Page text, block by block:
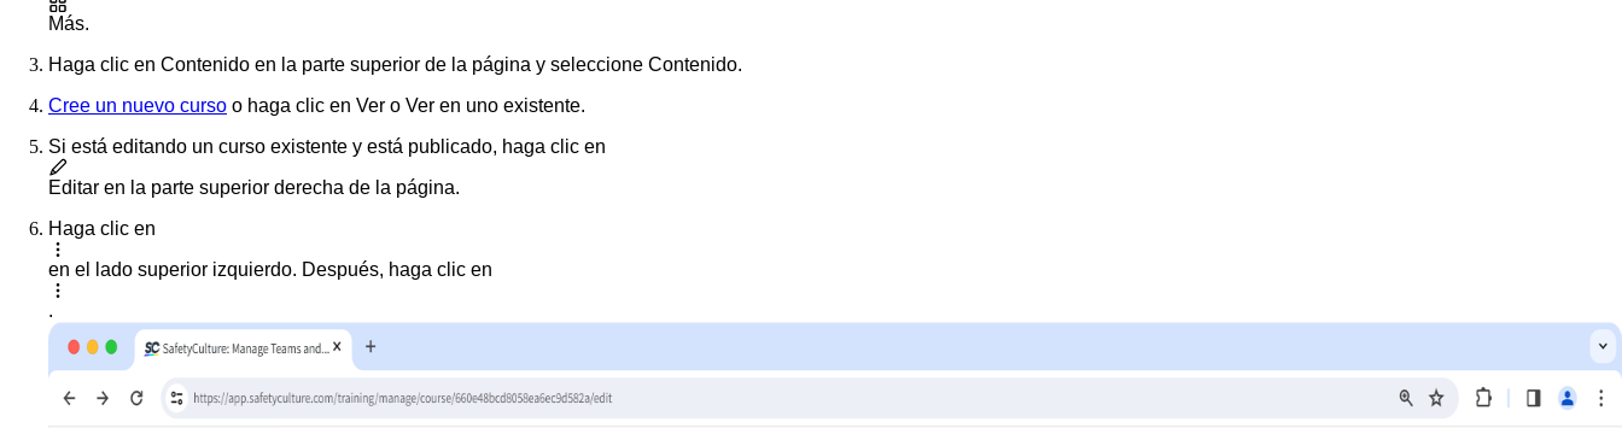
Más.
Haga clic en Contenido en la parte superior de la página y seleccione Contenido.
Cree un nuevo curso o haga clic en Ver o Ver en uno existente.
Si está editando un curso existente y está publicado, haga clic en
Editar en la parte superior derecha de la página.
Haga clic en
en el lado superior izquierdo. Después, haga clic en
.